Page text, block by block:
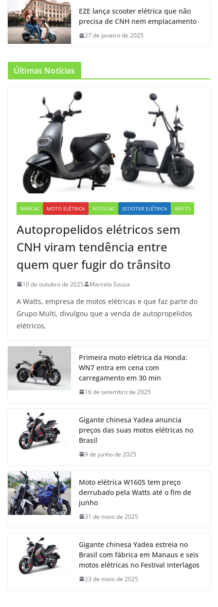
EZE lança scooter elétrica que não
precisa de CNH nem emplacamento
27 de janeiro de 2025
Últimas Notícias
MARCAS MOTO ELÉTRICA NOTÍCIAS SCOOTER ELÉTRICA WATTS
Autopropelidos elétricos sem
CNH viram tendência entre
quem quer fugir do trânsito
10 de outubro de 2025 Marcelo Souza
A Watts, empresa de motos elétricas e que faz parte do
Grupo Multi, divulgou que a venda de autopropelidos
elétricos,
Primeira moto elétrica da Honda:
WN7 entra em cena com
carregamento em 30 min
16 de setembro de 2025
Gigante chinesa Yadea anuncia
preços das suas motos elétricas no
Brasil
9 de junho de 2025
Moto elétrica W160S tem preço
derrubado pela Watts até o fim de
junho
31 de maio de 2025
Gigante chinesa Yadea estreia no
Brasil com fábrica em Manaus e seis
motos elétricas no Festival Interlagos
23 de maio de 2025